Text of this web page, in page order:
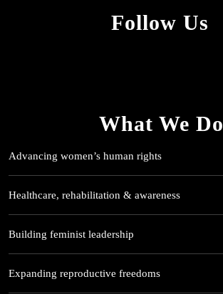
Follow Us
What We Do
Advancing women’s human rights
Healthcare, rehabilitation & awareness
Building feminist leadership
Expanding reproductive freedoms